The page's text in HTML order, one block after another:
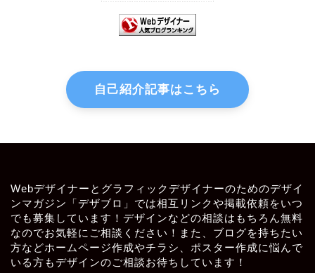
自己紹介記事はこちら
Webデザイナーとグラフィックデザイナーのためのデザイ
ンマガジン「デザブロ」では相互リンクや掲載依頼をいつ
でも募集しています！デザインなどの相談はもちろん無料
なのでお気軽にご相談ください！また、ブログを持ちたい
方などホームページ作成やチラシ、ポスター作成に悩んで
いる方もデザインのご相談お待ちしています！